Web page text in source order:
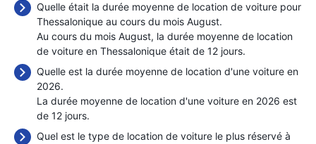
Quelle était la durée moyenne de location de voiture pour
Thessalonique au cours du mois August.
Au cours du mois August, la durée moyenne de location
de voiture en Thessalonique était de 12 jours.
Quelle est la durée moyenne de location d'une voiture en
2026.
La durée moyenne de location d'une voiture en 2026 est
de 12 jours.
Quel est le type de location de voiture le plus réservé à